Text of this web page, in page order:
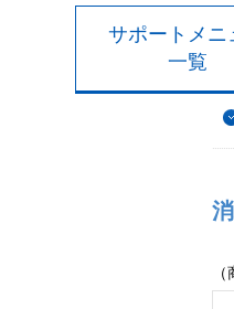
サポートメニ
一覧